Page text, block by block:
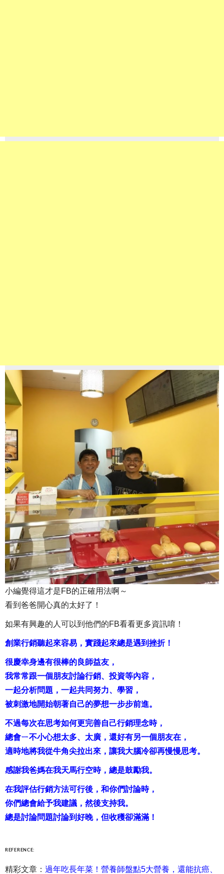
小編覺得這才是FB的正確用法啊～
看到爸爸開心真的太好了！
如果有興趣的人可以到他們的FB看看更多資訊唷！
創業行銷聽起來容易，實踐起來總是遇到挫折！
很慶幸身邊有很棒的良師益友，
我常常跟一個朋友討論行銷、投資等內容，
一起分析問題，一起共同努力、學習，
被刺激地開始朝著自己的夢想一步步前進。
不過每次在思考如何更完善自己行銷理念時，
總會ㄧ不小心想太多、太廣，還好有另一個朋友在，
適時地將我從牛角尖拉出來，讓我大腦冷卻再慢慢思考。
感謝我爸媽在我天馬行空時，總是鼓勵我。
在我評估行銷方法可行後，和你們討論時，
你們總會給予我建議，然後支持我。
總是討論問題討論到好晚，但收穫卻滿滿！
REFERENCE:
精彩文章： 過年吃長年菜！營養師盤點5大營養，還能抗癌、